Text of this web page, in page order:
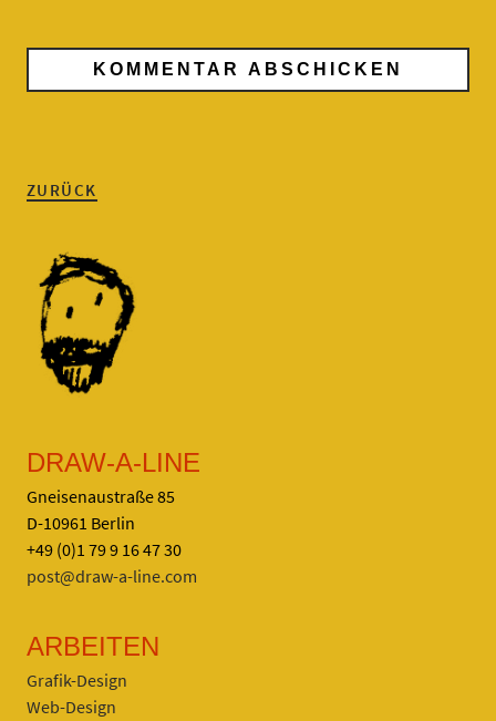
ZURÜCK
DRAW-A-LINE
Gneisenaustraße 85
D-10961 Berlin
+49 (0)1 79 9 16 47 30
post@draw-a-line.com
ARBEITEN
Grafik-Design
Web-Design